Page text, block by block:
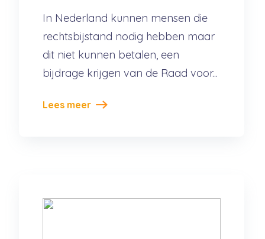
In Nederland kunnen mensen die
rechtsbijstand nodig hebben maar
dit niet kunnen betalen, een
bijdrage krijgen van de Raad voor...
Lees meer